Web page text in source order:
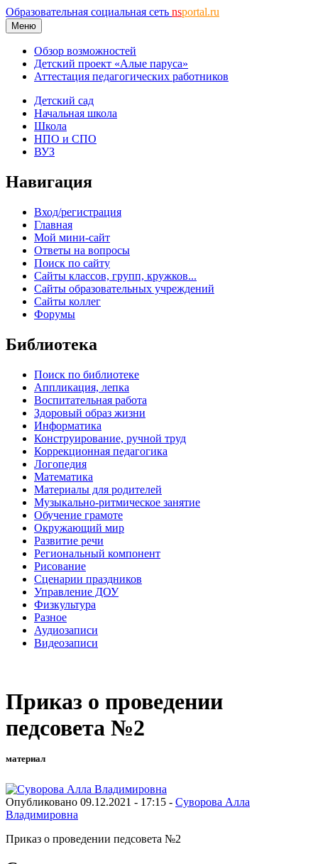
Образовательная социальная сеть nsportal.ru
Меню
Обзор возможностей
Детский проект «Алые паруса»
Аттестация педагогических работников
Детский сад
Начальная школа
Школа
НПО и СПО
ВУЗ
Навигация
Вход/регистрация
Главная
Мой мини-сайт
Ответы на вопросы
Поиск по сайту
Сайты классов, групп, кружков...
Сайты образовательных учреждений
Сайты коллег
Форумы
Библиотека
Поиск по библиотеке
Аппликация, лепка
Воспитательная работа
Здоровый образ жизни
Информатика
Конструирование, ручной труд
Коррекционная педагогика
Логопедия
Математика
Материалы для родителей
Музыкально-ритмическое занятие
Обучение грамоте
Окружающий мир
Развитие речи
Региональный компонент
Рисование
Сценарии праздников
Управление ДОУ
Физкультура
Разное
Аудиозаписи
Видеозаписи
Приказ о проведении
педсовета №2
материал
Опубликовано 09.12.2021 - 17:15 - Суворова Алла
Владимировна
Приказ о проведении педсовета №2